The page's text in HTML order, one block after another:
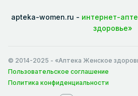
apteka-women.ru - интернет-
здоровье»
© 2014-2025 - «Аптека Женское
Пользовательское соглашение
Политика конфиденциальности